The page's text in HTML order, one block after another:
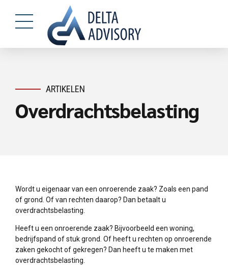
ARTIKELEN
Overdrachtsbelasting
Wordt u eigenaar van een onroerende zaak? Zoals een pand
of grond. Of van rechten daarop? Dan betaalt u
overdrachtsbelasting.
Heeft u een onroerende zaak? Bijvoorbeeld een woning,
bedrijfspand of stuk grond. Of heeft u rechten op onroerende
zaken gekocht of gekregen? Dan heeft u te maken met
overdrachtsbelasting.